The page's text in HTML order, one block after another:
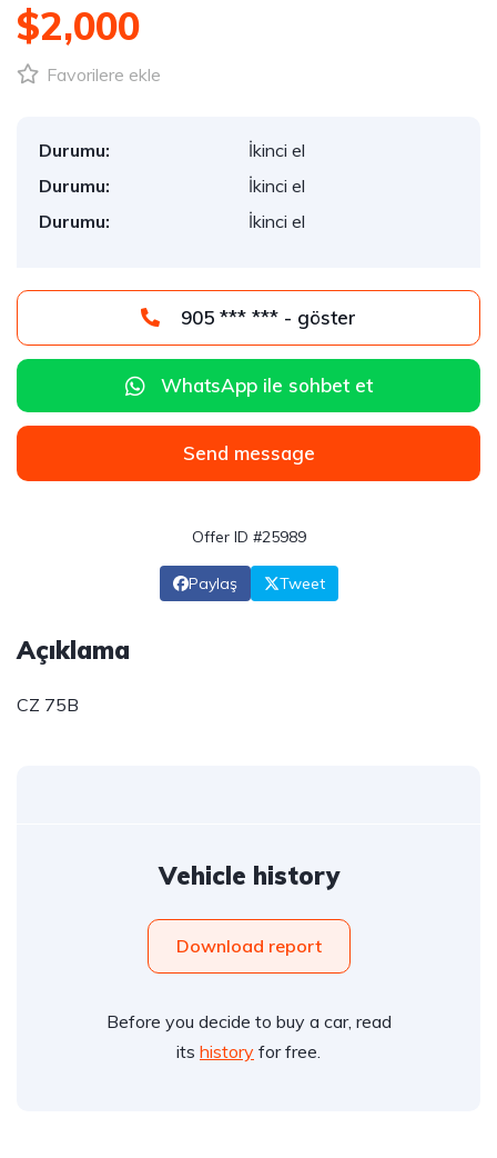
$2,000
Favorilere ekle
Durumu:
İkinci el
Durumu:
İkinci el
Durumu:
İkinci el
905 *** *** - göster
WhatsApp ile sohbet et
Send message
Offer ID #25989
Paylaş Tweet
Açıklama
CZ 75B
Vehicle history
Download report
Before you decide to buy a car, read
its history for free.